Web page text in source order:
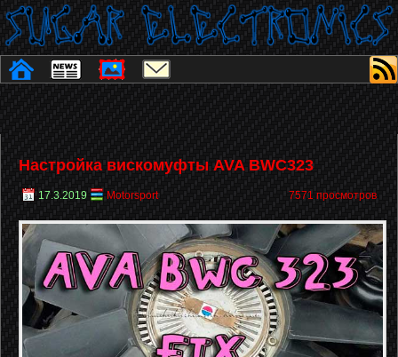
Настройка вискомуфты AVA BWC323
17.3.2019 Motorsport 7571 просмотров